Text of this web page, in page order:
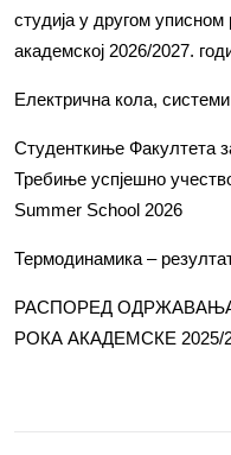
студија у другом
академској 2026/2027.
Електрична кола,
Студенткиње Факултета
Требиње успјешно
Summer School 2026
Термодинамика –
РАСПОРЕД
РОКА АКАДЕМСКЕ 2025/